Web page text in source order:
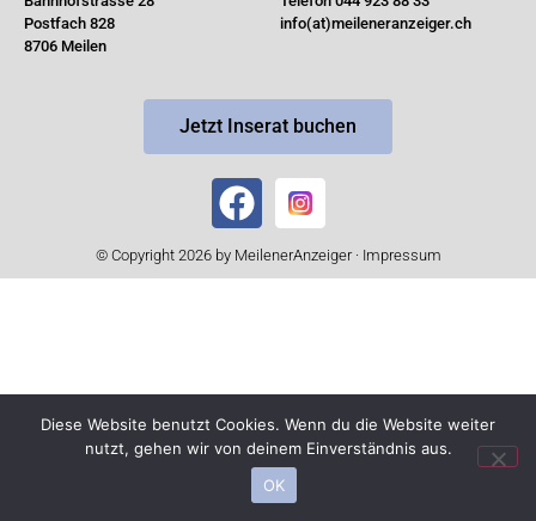
Postfach 828
8706 Meilen
info(at)meileneranzeiger.ch
Jetzt Inserat buchen
© Copyright 2026 by MeilenerAnzeiger · Impressum
Diese Website benutzt Cookies. Wenn du die Website weiter
nutzt, gehen wir von deinem Einverständnis aus.
OK